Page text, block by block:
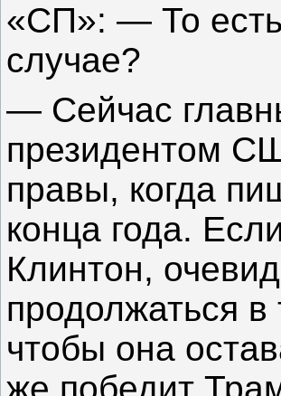
«СП»: — То
случае?
— Сейчас
президентом
правы, когда
конца года.
Клинтон,
продолжаться
чтобы она